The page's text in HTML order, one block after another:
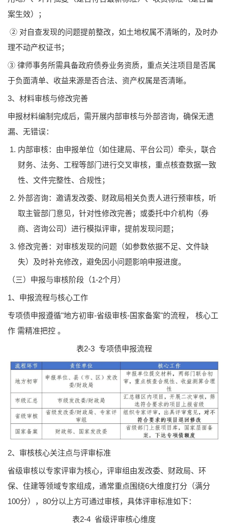
案生效）；
② 对自查发现的问题提前整改，如土地权属不清晰的，及时办
理不动产权证书；
③ 律师事务所需具备政府债券业务资质，重点关注项目是否属
于负面清单、收益来源是否合法、资产权属是否清晰。
3、材料审核与修改完善
申报材料编制完成后，需开展内部审核与外部咨询，确保无遗
漏、无错误：
内部审核：由申报单位（如住建局、平台公司）牵头，联合
财务、法务、工程等部门进行交叉审核，重点核查数据一致
性、文件完整性、合规性；
外部咨询：邀请发改委、财政局相关负责人进行预审核，听
取主管部门意见，针对性修改完善；或委托中介机构（券
商、咨询公司）进行模拟评审，提前发现问题；
修改完善：对审核发现的问题（如参数依据不足、文件缺
失）及时补充修改，避免因小问题影响申报进度。
（三）申报与审核阶段（1-2个月）
1、申报流程与核心工作
专项债申报遵循"地方初审-省级审核-国家备案"的流程， 核心工
作 需精准把控 。
表2-3 专项债申报流程
2、审核核心关注点与评审标准
省级审核以专家评审为核心，评审组由发改委、财政局、环
保、住建等领域专家组成，通常重点围绕6大维度打分（满分
100分），80分以上方可通过审核，具体评审标准如下：
表2-4 省级评审核心维度